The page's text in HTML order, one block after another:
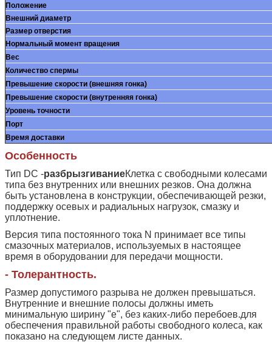
Положение
Внешний диаметр
Размер отверстия
Нормальный момент вращения
Вес
Количество спермы
Превышение скорости (внешняя гонка)
Превышение скорости (внутренняя гонка)
Уровень точности
Порт
Время доставки
Особенность
Тип DC -разбрызгиваниеКлетка с свободными колесами
типа без внутренних или внешних резков. Она должна
быть установлена в конструкции, обеспечивающей резки,
поддержку осевых и радиальных нагрузок, смазку и
уплотнение.
Версия типа постоянного тока N принимает все типы
смазочных материалов, используемых в настоящее
время в оборудовании для передачи мощности.
- Толерантность.
Размер допустимого разрыва не должен превышаться.
Внутренние и внешние полосы должны иметь
минимальную ширину "e", без каких-либо перебоев.для
обеспечения правильной работы свободного колеса, как
показано на следующем листе данных.